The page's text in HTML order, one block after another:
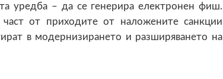
уредба – да се генерира електронен фиш.
от приходите от наложените санкции
в модернизирането и разширяването на